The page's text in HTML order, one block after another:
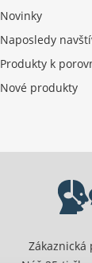
Novinky
Naposledy
Produkty k
Nové produkty
Zákaznická